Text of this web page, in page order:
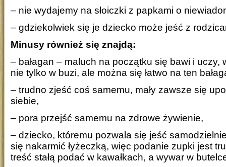
– nie wydajemy na słoiczki z papkami o
– gdziekolwiek się je dziecko może jeść z
Minusy również się znajdą:
– bałagan – maluch na początku się bawi i uczy,
nie tylko w buzi, ale można się łatwo na ten
– trudno zjeść coś samemu, mały zawsze się
siebie,
– pora przejść samemu na zdrowe żywienie,
– dziecko, któremu pozwala się jeść
się nakarmić łyżeczką, więc podanie zupki jest
treść stałą podać w kawałkach, a wywar w